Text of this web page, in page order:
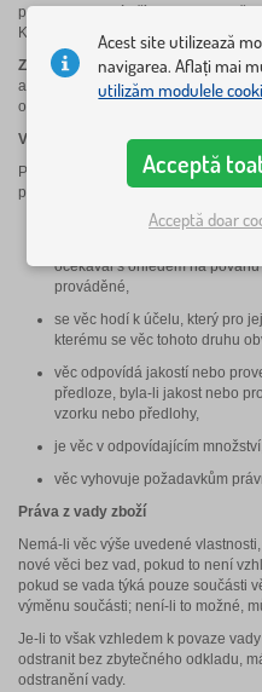
podnikatel, který přímo nebo
Kupujícímu výrobky nebo poskytuje
Zákazníkemnašeho internetového
anebo Kupující, který při uzavírání a
obchodní nebo jiné podnikatelské
Vady zboží
Prodávající odpovídá spotřebiteli, že
prodávající odpovídá spotřebiteli, že
má věc vlastnosti, které si
očekával s ohledem na
prováděné,
se věc hodí k účelu, který pro
kterému se věc tohoto druhu
věc odpovídá jakostí nebo
předloze, byla-li jakost nebo
vzorku nebo předlohy,
je věc v odpovídajícím
věc vyhovuje požadavkům
Práva z vady zboží
Nemá-li věc výše uvedené
nové věci bez vad, pokud to není
pokud se vada týká pouze součásti
výměnu součásti; není-li to možné,
Je-li to však vzhledem k povaze
odstranit bez zbytečného odkladu,
odstranění vady.
Acest site utilizează
navigarea. Aflați mai
utilizăm modulele
Acceptă
Acceptă doar